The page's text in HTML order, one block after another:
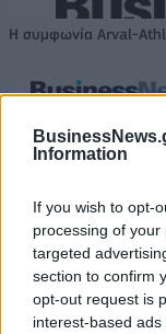
Information
If you wish to opt-
processing of
targeted
section to confirm
opt-out request is
interest-based
Η συμφωνία Arval-
αναδιάρθρωσης
ESG Report 2025: Πώς
βιωσιμότητα σε